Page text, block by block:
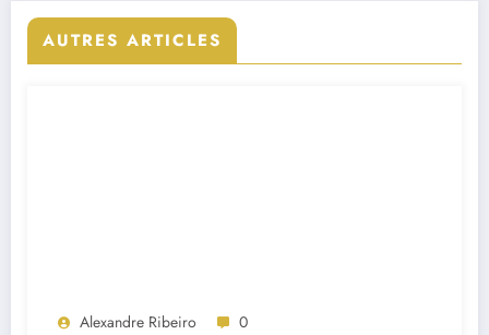
AUTRES ARTICLES
Alexandre Ribeiro 0